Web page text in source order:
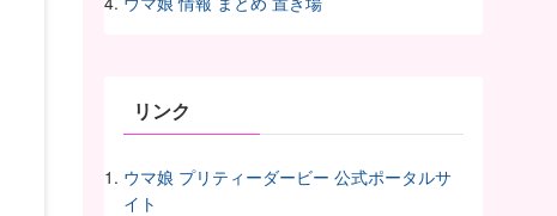
リンク
ウマ娘 プリティーダービー 公式ポータルサ
イト